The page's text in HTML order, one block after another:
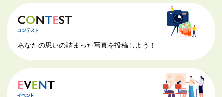
あなたの思いの詰まった写真を投稿しよう！